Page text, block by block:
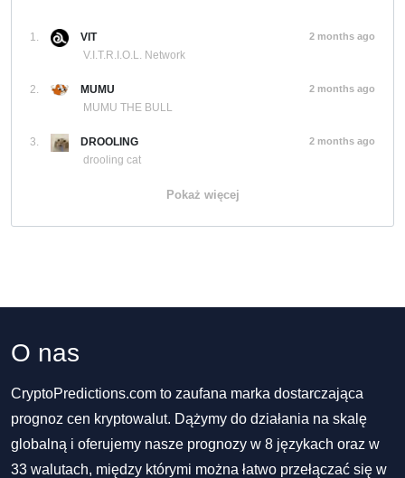
1.
VIT
V.I.T.R.I.O.L. Network
2 months ago
2.
MUMU
MUMU THE BULL
2 months ago
3.
DROOLING
drooling cat
2 months ago
Pokaż więcej
O nas
CryptoPredictions.com to zaufana marka dostarczająca
prognoz cen kryptowalut. Dążymy do działania na skalę
globalną i oferujemy nasze prognozy w 8 językach oraz w
33 walutach, między którymi można łatwo przełączać się w